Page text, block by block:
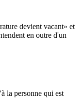
devient vacant» et
en outre d'un
la personne qui est